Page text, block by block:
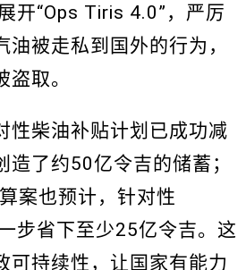
开“Ops Tiris 4.0”，严厉
油被走私到国外的行为，
盗取。
性柴油补贴计划已成功减
造了约50亿令吉的储蓄；
案也预计，针对性
步省下至少25亿令吉。这
可持续性，让国家有能力